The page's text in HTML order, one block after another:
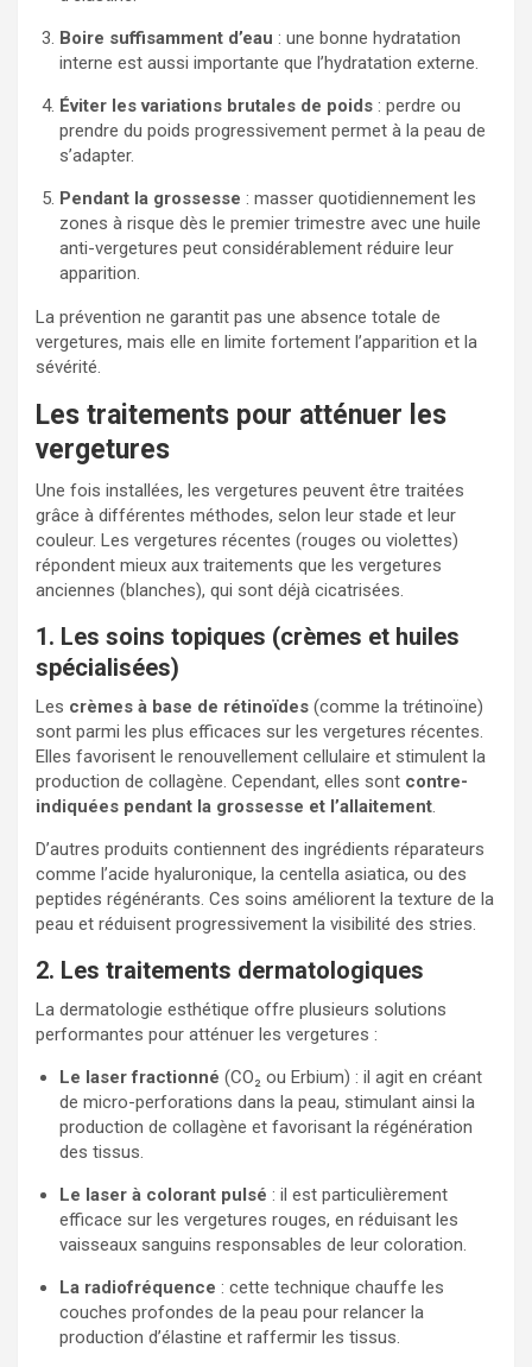
Boire suffisamment d’eau : une bonne hydratation
interne est aussi importante que l’hydratation externe.
Éviter les variations brutales de poids : perdre ou
prendre du poids progressivement permet à la peau de
s’adapter.
Pendant la grossesse : masser quotidiennement les
zones à risque dès le premier trimestre avec une huile
anti-vergetures peut considérablement réduire leur
apparition.
La prévention ne garantit pas une absence totale de
vergetures, mais elle en limite fortement l’apparition et la
sévérité.
Les traitements pour atténuer les
vergetures
Une fois installées, les vergetures peuvent être traitées
grâce à différentes méthodes, selon leur stade et leur
couleur. Les vergetures récentes (rouges ou violettes)
répondent mieux aux traitements que les vergetures
anciennes (blanches), qui sont déjà cicatrisées.
1. Les soins topiques (crèmes et huiles
spécialisées)
Les crèmes à base de rétinoïdes (comme la trétinoïne)
sont parmi les plus efficaces sur les vergetures récentes.
Elles favorisent le renouvellement cellulaire et stimulent la
production de collagène. Cependant, elles sont contre-
indiquées pendant la grossesse et l’allaitement
D’autres produits contiennent des ingrédients réparateurs
comme l’acide hyaluronique, la centella asiatica, ou des
peptides régénérants. Ces soins améliorent la texture de la
peau et réduisent progressivement la visibilité des stries.
2. Les traitements dermatologiques
La dermatologie esthétique offre plusieurs solutions
performantes pour atténuer les vergetures :
Le laser fractionné (CO₂ ou Erbium) : il agit en créant
de micro-perforations dans la peau, stimulant ainsi la
production de collagène et favorisant la régénération
des tissus.
Le laser à colorant pulsé : il est particulièrement
efficace sur les vergetures rouges, en réduisant les
vaisseaux sanguins responsables de leur coloration.
La radiofréquence : cette technique chauffe les
couches profondes de la peau pour relancer la
production d’élastine et raffermir les tissus.